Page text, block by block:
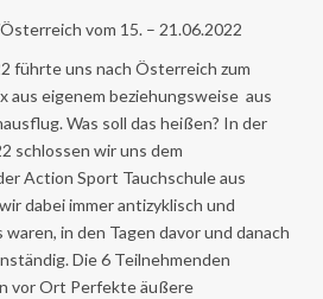
vom 15. – 21.06.2022
führte uns nach Österreich zum
aus eigenem beziehungsweise aus
Was soll das heißen? In der
schlossen wir uns dem
Action Sport Tauchschule aus
dabei immer antizyklisch und
in den Tagen davor und danach
Die 6 Teilnehmenden
vor Ort Perfekte äußere